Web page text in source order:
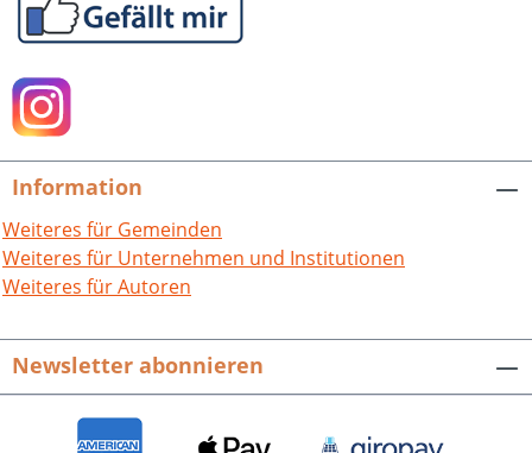
Information
Weiteres für Gemeinden
Weiteres für Unternehmen und Institutionen
Weiteres für Autoren
Newsletter abonnieren